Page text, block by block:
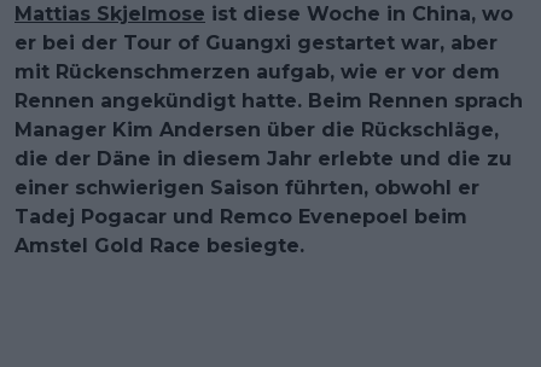
Mattias Skjelmose ist diese Woche in China, wo
er bei der Tour of Guangxi gestartet war, aber
mit Rückenschmerzen aufgab, wie er vor dem
Rennen angekündigt hatte. Beim Rennen sprach
Manager Kim Andersen über die Rückschläge,
die der Däne in diesem Jahr erlebte und die zu
einer schwierigen Saison führten, obwohl er
Tadej Pogacar und Remco Evenepoel beim
Amstel Gold Race besiegte.